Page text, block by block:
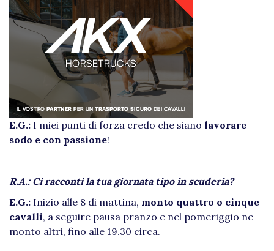
E.G.: I miei punti di forza credo che siano lavorare
sodo e con passione!
R.A.: Ci racconti la tua giornata tipo in scuderia?
E.G.: Inizio alle 8 di mattina, monto quattro o cinque
cavalli, a seguire pausa pranzo e nel pomeriggio ne
monto altri, fino alle 19.30 circa.